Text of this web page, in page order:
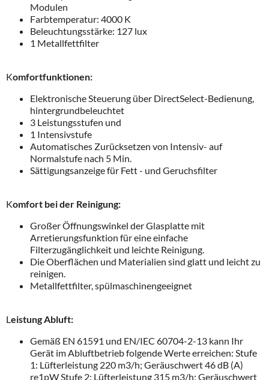
Modulen
Farbtemperatur: 4000 K
Beleuchtungsstärke: 127 lux
1 Metallfettfilter
Komfortfunktionen:
Elektronische Steuerung über DirectSelect-Bedienung,
hintergrundbeleuchtet
3 Leistungsstufen und
1 Intensivstufe
Automatisches Zurücksetzen von Intensiv- auf
Normalstufe nach 5 Min.
Sättigungsanzeige für Fett - und Geruchsfilter
Komfort bei der Reinigung:
Großer Öffnungswinkel der Glasplatte mit
Arretierungsfunktion für eine einfache
Filterzugänglichkeit und leichte Reinigung.
Die Oberflächen und Materialien sind glatt und leicht zu
reinigen.
Metallfettfilter, spülmaschinengeeignet
L eistung Abluft:
Gemäß EN 61591 und EN/IEC 60704-2-13 kann Ihr
Gerät im Abluftbetrieb folgende Werte erreichen: Stufe
1: Lüfterleistung 220 m3/h; Geräuschwert 46 dB (A)
re1pW Stufe 2: Lüfterleistung 315 m3/h; Geräuschwert